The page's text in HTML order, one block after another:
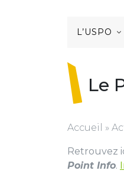
L’USPO
Le
Accueil »
Retrouvez
Point Info.